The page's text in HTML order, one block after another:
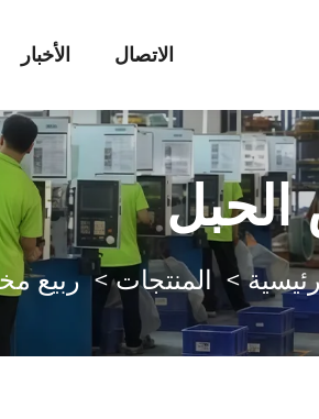
الأخبار الاتصال
>المنتجات>ربيع